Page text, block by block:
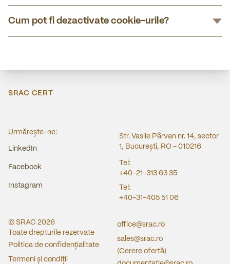
Cum pot fi dezactivate cookie-urile?
SRAC CERT
Urmărește-ne:
LinkedIn
Facebook
Instagram
Str. Vasile Pârvan nr. 14, sector
1, București, RO - 010216
Tel:
+40-21-313 63 35
Tel:
+40-31-405 51 06
© SRAC 2026
Toate drepturile rezervate
Politica de confidențialitate
Termeni și condiții
office@srac.ro
sales@srac.ro
(Cerere ofertă)